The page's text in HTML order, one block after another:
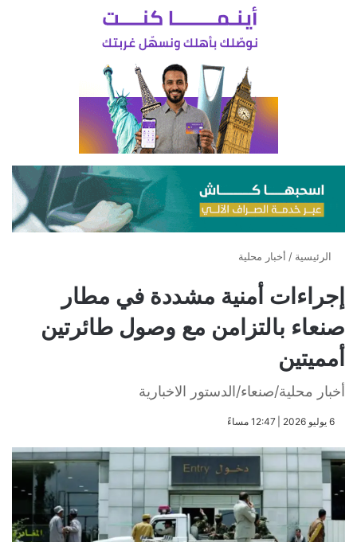
الرئيسية / أخبار محلية
إجراءات أمنية مشددة في مطار
صنعاء بالتزامن مع وصول طائرتين
أمميتين
أخبار محلية/صنعاء/الدستور الاخبارية
​6 يوليو 2026 | 12:47 مساءً